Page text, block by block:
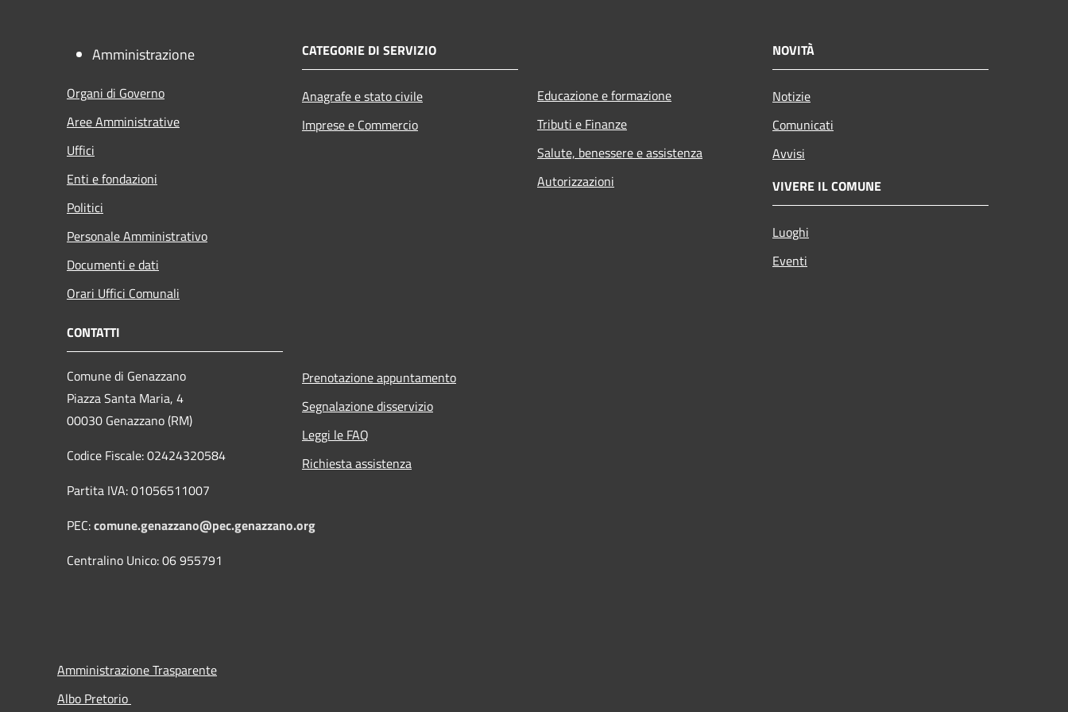
Amministrazione
Organi di Governo
Aree Amministrative
Uffici
Enti e fondazioni
Politici
Personale Amministrativo
Documenti e dati
Orari Uffici Comunali
CATEGORIE DI SERVIZIO
Anagrafe e stato civile
Imprese e Commercio
Educazione e formazione
Tributi e Finanze
Salute, benessere e assistenza
Autorizzazioni
NOVITÀ
Notizie
Comunicati
Avvisi
VIVERE IL COMUNE
Luoghi
Eventi
CONTATTI
Comune di Genazzano
Piazza Santa Maria, 4
00030 Genazzano (RM)
Codice Fiscale: 02424320584
Partita IVA: 01056511007
PEC:comune.genazzano@pec.genazzano.org
Centralino Unico: 06 955791
Prenotazione appuntamento
Segnalazione disservizio
Leggi le FAQ
Richiesta assistenza
Amministrazione Trasparente
Albo Pretorio